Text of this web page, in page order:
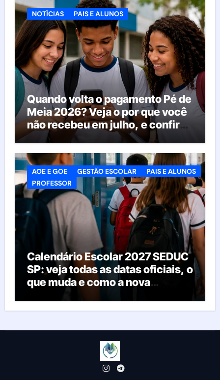
NOTÍCIAS PAIS E ALUNOS
Quando volta o pagamento Pé de
Meia 2026? Veja o por que você
não recebeu em julho, e confira
o calendário oficial
AOE E GOE GESTÃO ESCOLAR
PAIS E ALUNOS
PROFESSOR
Calendário Escolar 2027 SEDUC
SP: veja todas as datas oficiais, o
que muda e como a nova